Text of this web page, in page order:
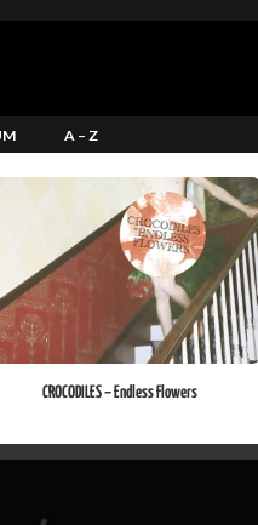
A – Z
CROCODILES – Endless Flowers